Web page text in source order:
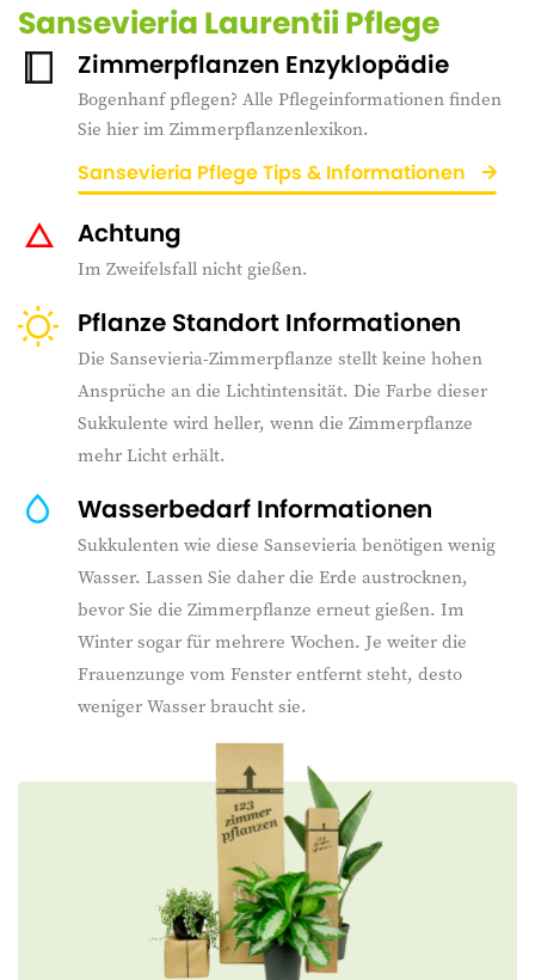
Sansevieria Laurentii Pflege
Zimmerpflanzen Enzyklopädie
Bogenhanf pflegen? Alle Pflegeinformationen finden
Sie hier im Zimmerpflanzenlexikon.
Sansevieria Pflege Tips & Informationen
Achtung
Im Zweifelsfall nicht gießen.
Pflanze Standort Informationen
Die Sansevieria-Zimmerpflanze stellt keine hohen
Ansprüche an die Lichtintensität. Die Farbe dieser
Sukkulente wird heller, wenn die Zimmerpflanze
mehr Licht erhält.
Wasserbedarf Informationen
Sukkulenten wie diese Sansevieria benötigen wenig
Wasser. Lassen Sie daher die Erde austrocknen,
bevor Sie die Zimmerpflanze erneut gießen. Im
Winter sogar für mehrere Wochen. Je weiter die
Frauenzunge vom Fenster entfernt steht, desto
weniger Wasser braucht sie.